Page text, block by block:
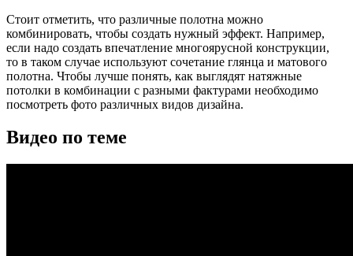
Стоит отметить, что различные полотна можно
комбинировать, чтобы создать нужный эффект. Например,
если надо создать впечатление многоярусной конструкции,
то в таком случае используют сочетание глянца и матового
полотна. Чтобы лучше понять, как выглядят натяжные
потолки в комбинации с разными фактурами необходимо
посмотреть фото различных видов дизайна.
Видео по теме